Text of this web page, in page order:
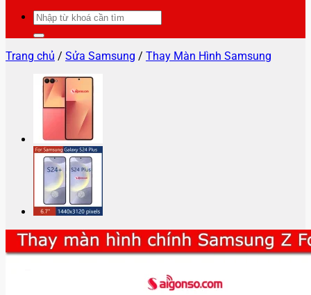
Tìm
kiếm:
Trang chủ / Sửa Samsung / Thay Màn Hình Samsung